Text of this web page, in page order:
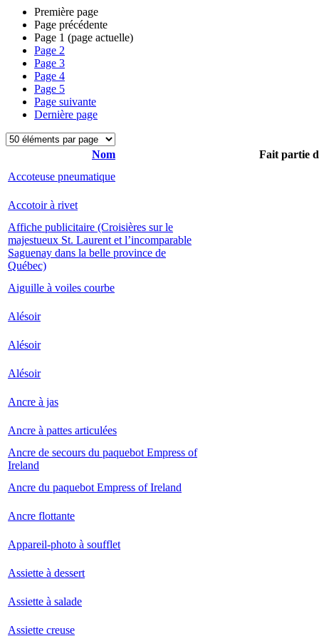
Première page
Page précédente
Page 1 (page actuelle)
Page 2
Page 3
Page 4
Page 5
Page suivante
Dernière page
Nom
Fait partie
Accoteuse pneumatique
Accotoir à rivet
Affiche publicitaire (Croisières sur le
majestueux St. Laurent et l’incomparable
Saguenay dans la belle province de
Québec)
Aiguille à voiles courbe
Alésoir
Alésoir
Alésoir
Ancre à jas
Ancre à pattes articulées
Ancre de secours du paquebot Empress of
Ireland
Ancre du paquebot Empress of Ireland
Ancre flottante
Appareil-photo à soufflet
Assiette à dessert
Assiette à salade
Assiette creuse